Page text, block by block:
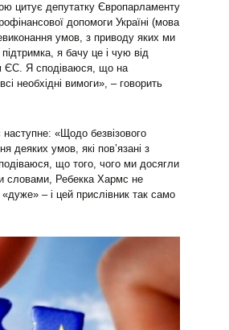
цитує депутатку Європарламенту
допомоги Україні (мова
умов, з приводу яких ми
я бачу це і чую від
ЄС. Я сподіваюся, що на
необхідні вимоги», – говорить
«Щодо безвізового
деяких умов, які пов’язані з
що того, чого ми досягли
словами, Ребекка Хармс не
– і цей прислівник так само